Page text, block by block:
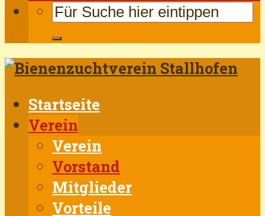
Startseite
Verein
Verein
Vorstand
Mitglieder
Vorteile